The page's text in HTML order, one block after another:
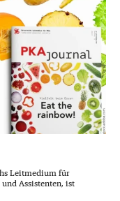
Leitmedium für
Assistenten, ist